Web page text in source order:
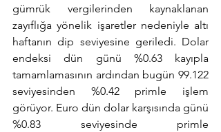
gümrük vergilerinden kaynaklanan
zayıflığa yönelik işaretler nedeniyle altı
haftanın dip seviyesine geriledi. Dolar
endeksi dün günü %0.63 kayıpla
tamamlamasının ardından bugün 99.122
seviyesinden %0.42 primle işlem
görüyor. Euro dün dolar karşısında günü
%0.83 seviyesinde primle